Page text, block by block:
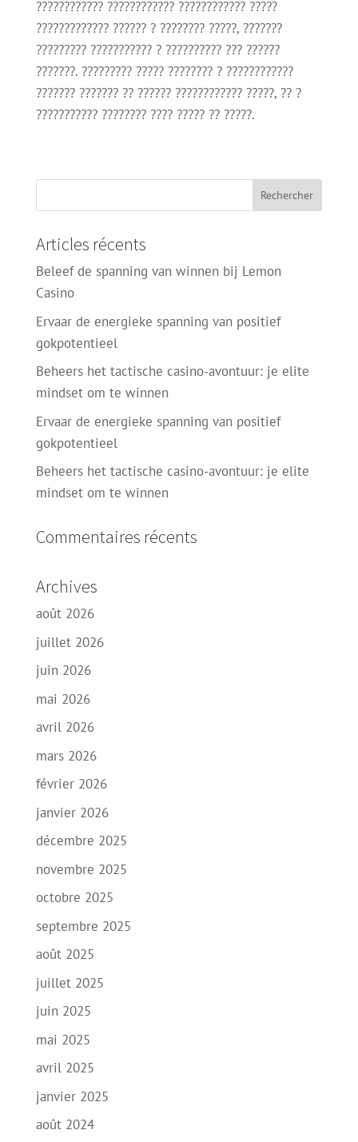
???????????? ???????????? ???????????? ?????
????????????? ?????? ? ???????? ?????, ???????
????????? ??????????? ? ?????????? ??? ??????
???????. ????????? ????? ???????? ? ????????????
??????? ??????? ?? ?????? ???????????? ?????, ?? ?
??????????? ???????? ???? ????? ?? ?????.
Articles récents
Beleef de spanning van winnen bij Lemon
Casino
Ervaar de energieke spanning van positief
gokpotentieel
Beheers het tactische casino-avontuur: je elite
mindset om te winnen
Ervaar de energieke spanning van positief
gokpotentieel
Beheers het tactische casino-avontuur: je elite
mindset om te winnen
Commentaires récents
Archives
août 2026
juillet 2026
juin 2026
mai 2026
avril 2026
mars 2026
février 2026
janvier 2026
décembre 2025
novembre 2025
octobre 2025
septembre 2025
août 2025
juillet 2025
juin 2025
mai 2025
avril 2025
janvier 2025
août 2024